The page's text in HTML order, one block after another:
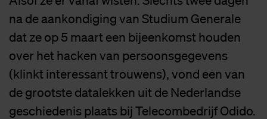
na de aankondiging van Studium Generale
dat ze op 5 maart een bijeenkomst houden
over het hacken van persoonsgegevens
(klinkt interessant trouwens), vond een van
de grootste datalekken uit de Nederlandse
geschiedenis plaats bij Telecombedrijf Odido.